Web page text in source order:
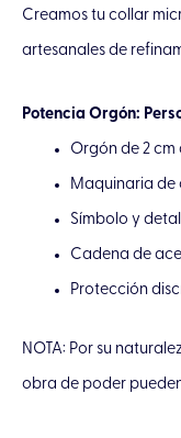
Creamos tu collar
artesanales de
Potencia Orgón:
Orgón de 2 cm
Maquinaria de
Símbolo y
Cadena de
Protección
NOTA: Por su
obra de poder